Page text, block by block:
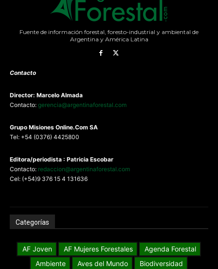
Fuente de información forestal, foresto-industrial y ambiental de
Argentina y América Latina
Contacto
Director: Marcelo Almada
Contacto: gerencia@argentinaforestal.com
Grupo Misiones Online.Com SA
Tel: +54 (0376) 4425800
Editora/periodista : Patricia Escobar
Contacto: redaccion@argentinaforestal.com
Cel: (+54)9 376 15 4 131636
Categorías
AF Joven AF Mujeres Forestales
Agenda Forestal
Ambiente
Aves del Mundo
Biodiversidad